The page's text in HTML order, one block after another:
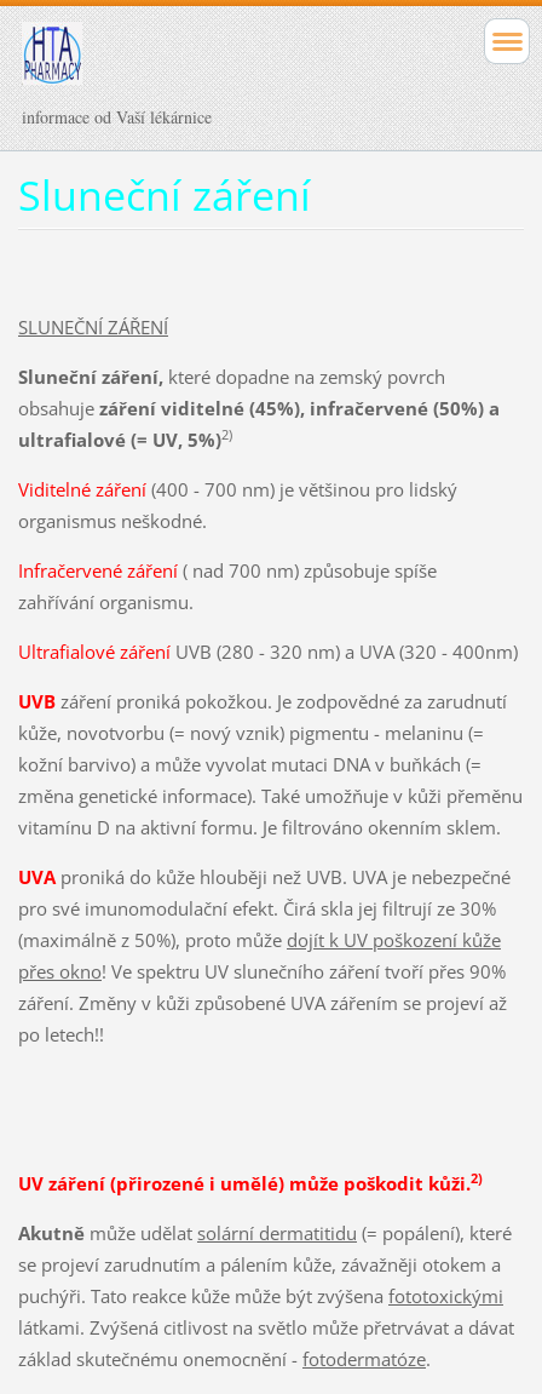
informace od Vaší lékárnice
Sluneční záření
SLUNEČNÍ ZÁŘENÍ
Sluneční záření,které dopadne na zemský povrch
obsahuje záření viditelné (45%), infračervené (50%) a
ultrafialové (= UV, 5%)2)
Viditelné záření(400 - 700 nm) je většinou pro lidský
organismus neškodné.
Infračervené záření ( nad 700 nm) způsobuje spíše
zahřívání organismu.
Ultrafialové zářeníUVB (280 - 320 nm) a UVA (320 - 400nm)
UVB záření proniká pokožkou. Je zodpovědné za zarudnutí
kůže, novotvorbu (= nový vznik) pigmentu - melaninu (=
kožní barvivo) a může vyvolat mutaci DNA v buňkách (=
změna genetické informace). Také umožňuje v kůži přeměnu
vitamínu D na aktivní formu. Je filtrováno okenním sklem.
UVA proniká do kůže hlouběji než UVB. UVA je nebezpečné
pro své imunomodulační efekt. Čirá skla jej filtrují ze 30%
(maximálně z 50%), proto může dojít k UV poškození kůže
přes okno! Ve spektru UV slunečního záření tvoří přes 90%
záření. Změny v kůži způsobené UVA zářením se projeví až
po letech!!
UV záření (přirozené i umělé) může poškodit kůži.2)
Akutněmůže udělat solární dermatitidu (= popálení), které
se projeví zarudnutím a pálením kůže, závažněji otokem a
puchýři. Tato reakce kůže může být zvýšena fototoxickými
látkami. Zvýšená citlivost na světlo může přetrvávat a dávat
základ skutečnému onemocnění - fotodermatóze.